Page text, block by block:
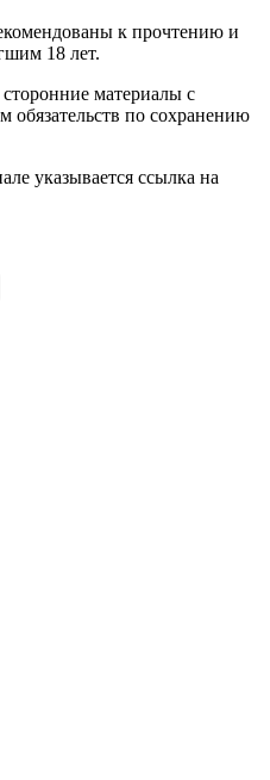
к прочтению и
18 лет.
материалы с
по сохранению
указывается ссылка на